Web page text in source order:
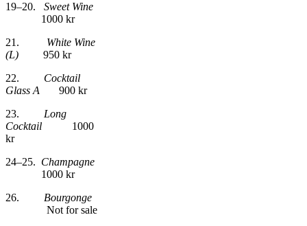
19–20. Sweet Wine
1000 kr
21. White Wine
(L) 950 kr
22. Cocktail
Glass A 900 kr
23. Long
Cocktail 1000
kr
24–25. Champagne
1000 kr
26. Bourgonge
Not for sale